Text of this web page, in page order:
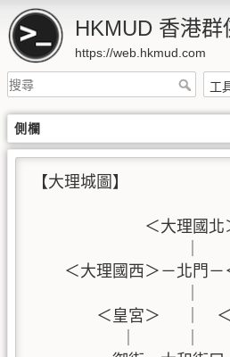
HKMUD 香港群
https://web.hkmud.com
側欄
【大理城圖】
＜大理國北
                   ｜
＜大理國西＞－北門－
                   ｜
＜皇宮＞   ｜
｜      ｜